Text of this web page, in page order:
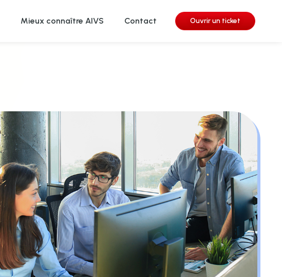
Mieux connaître AIVS Contact Ouvrir un ticket